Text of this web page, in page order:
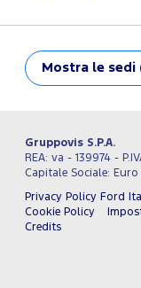
Mostra le sedi
Gruppovis S.P.A.
REA: va - 139974 -
Capitale Sociale:
Privacy Policy Ford
Cookie Policy
Credits